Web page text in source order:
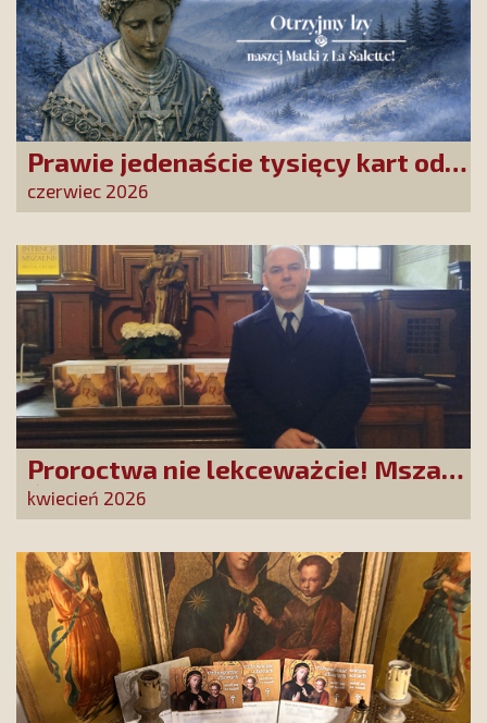
Prawie jedenaście tysięcy kart od
Przyjaciół Stowarzyszenia
złożonych w La Salette!
czerwiec 2026
Proroctwa nie lekceważcie! Msza
Święta na Jasnej Górze –
dziękujemy za Waszą obecność!
kwiecień 2026